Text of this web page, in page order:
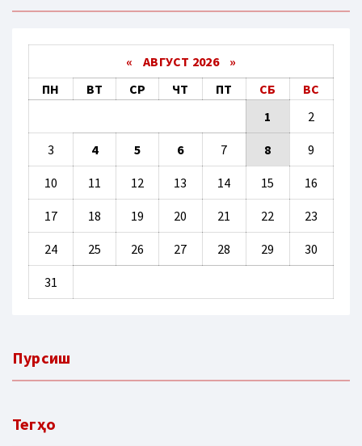
« АВГУСТ 2026 »
ПН
ВТ СР ЧТ ПТ СБ
ВС
1
2
3 4 5 6 7 8 9
10 11 12 13 14 15 16
17 18 19 20 21 22 23
24 25 26 27 28 29 30
31
Пурсиш
Тегҳо